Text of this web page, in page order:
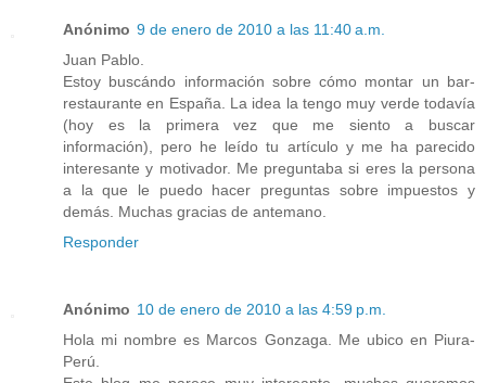
Anónimo 9 de enero de 2010 a las 11:40 a.m.
Juan Pablo.
Estoy buscándo información sobre cómo montar un bar-
restaurante en España. La idea la tengo muy verde todavía
(hoy es la primera vez que me siento a buscar
información), pero he leído tu artículo y me ha parecido
interesante y motivador. Me preguntaba si eres la persona
a la que le puedo hacer preguntas sobre impuestos y
demás. Muchas gracias de antemano.
Responder
Anónimo 10 de enero de 2010 a las 4:59 p.m.
Hola mi nombre es Marcos Gonzaga. Me ubico en Piura-
Perú.